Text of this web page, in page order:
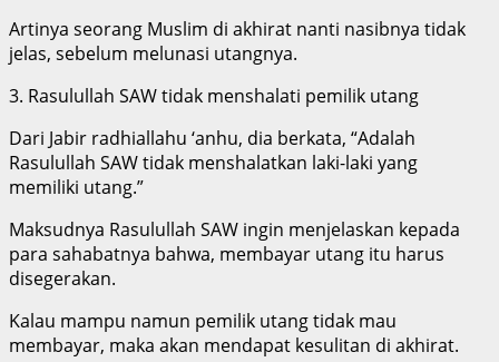
Artinya seorang Muslim di akhirat nanti nasibnya tidak
jelas, sebelum melunasi utangnya.
3. Rasulullah SAW tidak menshalati pemilik utang
Dari Jabir radhiallahu ‘anhu, dia berkata, “Adalah
Rasulullah SAW tidak menshalatkan laki-laki yang
memiliki utang.”
Maksudnya Rasulullah SAW ingin menjelaskan kepada
para sahabatnya bahwa, membayar utang itu harus
disegerakan.
Kalau mampu namun pemilik utang tidak mau
membayar, maka akan mendapat kesulitan di akhirat.